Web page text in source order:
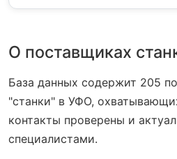
О поставщиках
База данных содержит 205
"станки" в УФО,
контакты проверены и
специалистами.